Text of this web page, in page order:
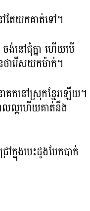
តែយកគាត់ទៅ។
ង់នៅជុំគ្នា ហើយបើ
ា​រើសយកម៉ាក់។
ាគតនៅស្រុកខ្មែរឡើយ។
ណូលល្អហើយគាត់នឹង
ក្នុងបេះដូងបែកបាក់